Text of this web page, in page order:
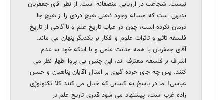
نیست. شجاعت در ارزیابی منصفانه است. از نظر اقای جعفریان
بدیهی است که مساله وجود ذهنی هیچ دردی را از هیچ جا
درمان نکرده است، چون در غیاب تاریخ علم و ناآگاهی از تاریخ
فلسفه تاثیر و تاثرات علوم و افکار بر یکدیگر پنهان می ماند.
آقای جعفریان با همه متانت علمی و با اینکه خود به عدم
اشراف بر فلسفه معترف اند، این چنین بی پروا اظهار نظر می
کنند. پس چه جای خرده گیری بر امثال آقایان پناهیان و حسن
عباسی! اما در پاسخ به کسانی که خیال می کنند کلا تکنولوژِی
زاده غرب است، پیشنهاد می شود قدری تاریخ علم در